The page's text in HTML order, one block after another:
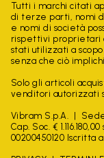
Tutti i marchi citati
di terze parti, nomi
e nomi di società
rispettivi proprietari
stati utilizzati a
senza che ciò
Solo gli articoli
venditori autorizzati
Vibram S.p.A.
Cap. Soc. € 1.116.180,00
00200450120 Iscritta